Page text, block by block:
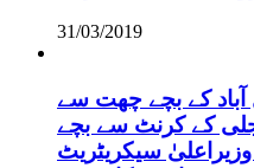
31/03/2019
آباد کے بچے چھت سے
کے کرنٹ سے بچے
سیکریٹریٹ